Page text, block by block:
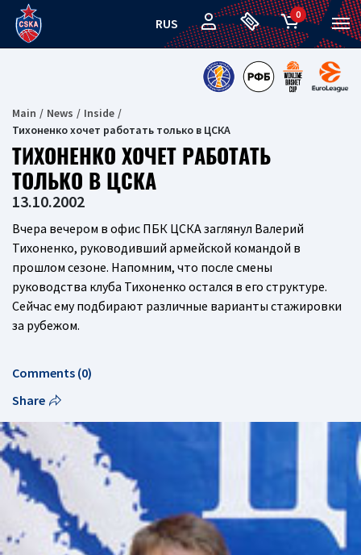
RUS
0
Main News
Inside
Тихоненко хочет работать только в ЦСКА
ТИХОНЕНКО ХОЧЕТ РАБОТАТЬ
ТОЛЬКО В ЦСКА
13.10.2002
Вчера вечером в офис ПБК ЦСКА заглянул Валерий
Тихоненко, руководивший армейской командой в
прошлом сезоне. Напомним, что после смены
руководства клуба Тихоненко остался в его структуре.
Сейчас ему подбирают различные варианты стажировки
за рубежом.
Comments (0)
Share